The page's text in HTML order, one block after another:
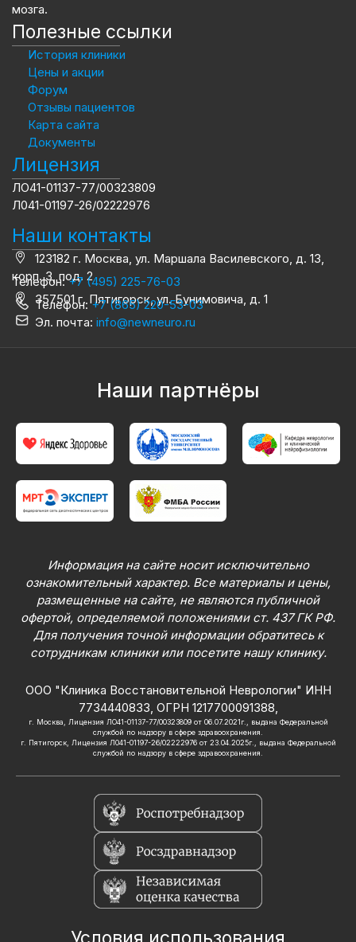
мозга.
Полезные ссылки
История клиники
Цены и акции
Форум
Отзывы пациентов
Карта сайта
Документы
Лицензия
ЛО41-01137-77/00323809
Л041-01197-26/02222976
Наши контакты
123182 г. Москва, ул. Маршала Василевского, д. 13,
корп. 3, под. 2
Телефон:+7 (495) 225-76-03
357501 г. Пятигорск, ул. Бунимовича, д. 1
Телефон:+7 (865) 220-53-03
Эл. почта: info@newneuro.ru
Наши партнёры
Информация на сайте носит исключительно
ознакомительный характер. Все материалы и цены,
размещенные на сайте, не являются публичной
офертой, определяемой положениями ст. 437 ГК РФ.
Для получения точной информации обратитесь к
сотрудникам клиники или посетите нашу клинику.
ООО "Клиника Восстановительной Неврологии" ИНН
7734440833, ОГРН 1217700091388,
г. Москва, Лицензия ЛО41-01137-77/00323809 от 06.07.2021г., выдана Федеральной
службой по надзору в сфере здравоохранения.
г. Пятигорск, Лицензия Л041-01197-26/02222976 от 23.04.2025г., выдана Федеральной
службой по надзору в сфере здравоохранения.